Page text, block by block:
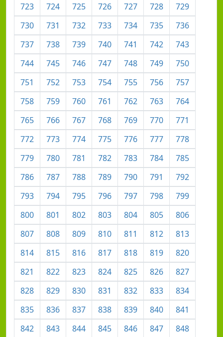
723
724 725 726 727 728
729
730
731 732 733 734 735
736
737
738 739 740 741 742
743
744
745 746 747 748 749
750
751
752 753 754 755 756
757
758
759 760 761 762 763
764
765
766 767 768 769 770
771
772
773 774 775 776 777
778
779
780 781 782 783 784
785
786
787 788 789 790 791
792
793
794 795 796 797 798
799
800
801 802 803 804 805
806
807
808 809 810 811 812
813
814
815 816 817 818 819
820
821
822 823 824 825 826
827
828
829 830 831 832 833
834
835
836 837 838 839 840
841
842
843 844 845 846 847
848